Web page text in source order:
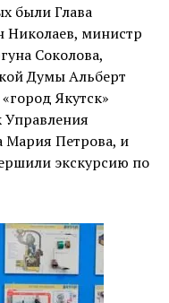
были Глава
Николаев, министр
Соколова,
Думы Альберт
Якутск»
Мария Петрова, и
экскурсию по